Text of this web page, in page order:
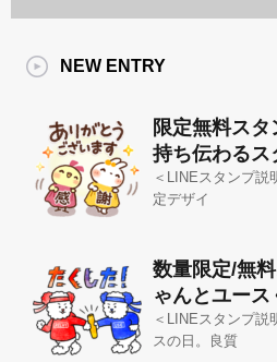
NEW ENTRY
限定無料ス
持ち伝わるス
＜LINEスタンプ説
定デザイ
数量限定/無
ゃんとユース
＜LINEスタンプ説
スの日。良質